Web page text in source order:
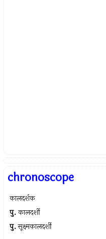
chronoscope
कालदर्शक
पु. कालदर्शी
पु. सूक्ष्मकालदर्शी